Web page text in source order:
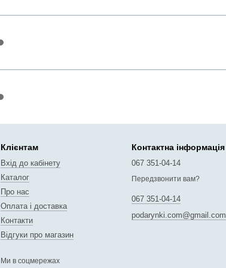
Клієнтам
Вхід до кабінету
Каталог
Про нас
Оплата і доставка
Контакти
Відгуки про магазин
Ми в соцмережах
Контактна інформація
067 351-04-14
Передзвонити вам?
067 351-04-14
podarynki.com@gmail.com